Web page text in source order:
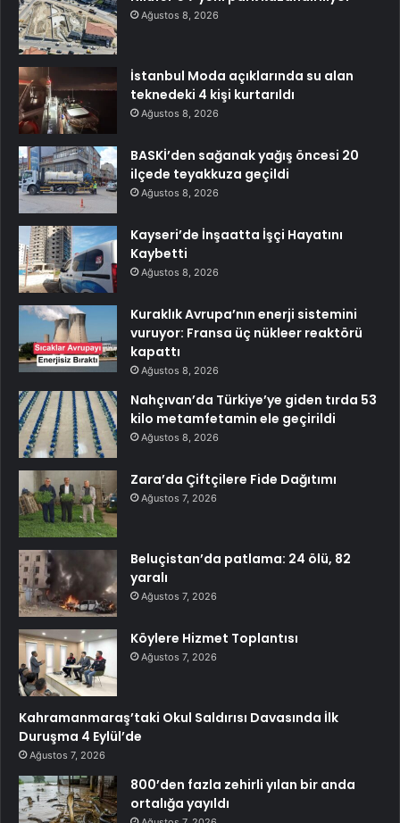
Ağustos 8, 2026
İstanbul Moda açıklarında su alan
teknedeki 4 kişi kurtarıldı
Ağustos 8, 2026
BASKİ’den sağanak yağış öncesi 20
ilçede teyakkuza geçildi
Ağustos 8, 2026
Kayseri’de İnşaatta İşçi Hayatını
Kaybetti
Ağustos 8, 2026
Kuraklık Avrupa’nın enerji sistemini
vuruyor: Fransa üç nükleer reaktörü
kapattı
Ağustos 8, 2026
Nahçıvan’da Türkiye’ye giden tırda 53
kilo metamfetamin ele geçirildi
Ağustos 8, 2026
Zara’da Çiftçilere Fide Dağıtımı
Ağustos 7, 2026
Beluçistan’da patlama: 24 ölü, 82
yaralı
Ağustos 7, 2026
Köylere Hizmet Toplantısı
Ağustos 7, 2026
Kahramanmaraş’taki Okul Saldırısı Davasında İlk
Duruşma 4 Eylül’de
Ağustos 7, 2026
800’den fazla zehirli yılan bir anda
ortalığa yayıldı